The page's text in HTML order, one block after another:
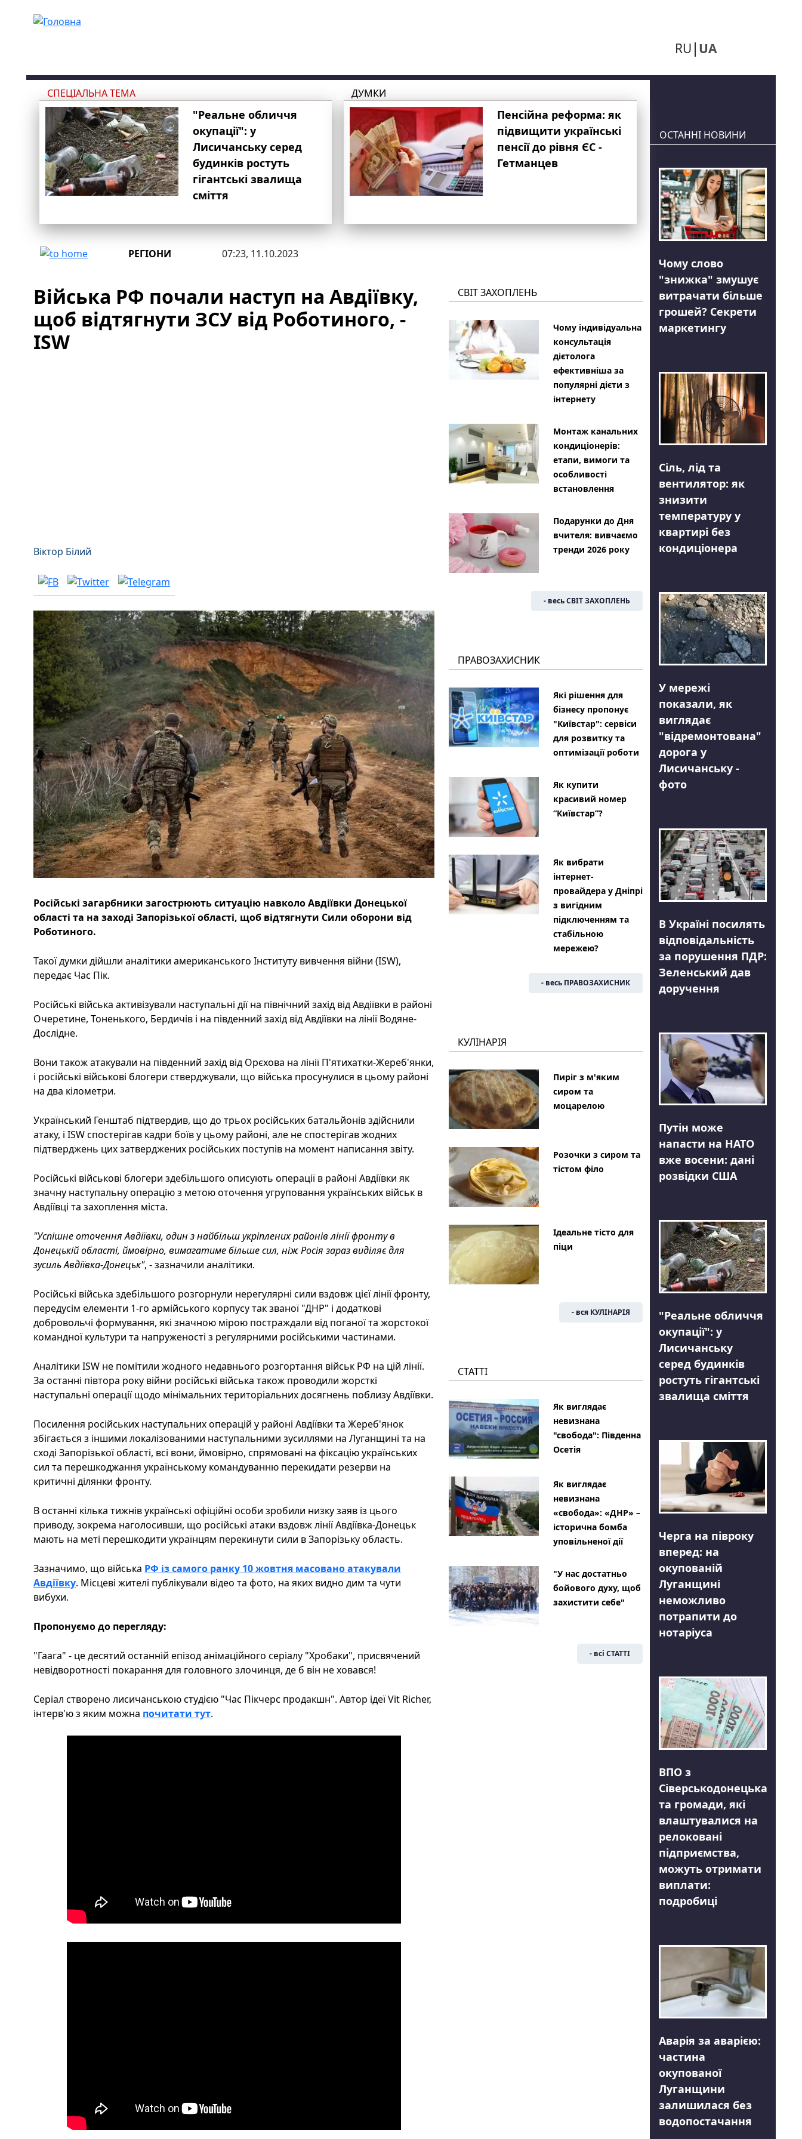
RU UA
СПЕЦІАЛЬНА ТЕМА
"Реальне обличчя
окупації": у
Лисичанську серед
будинків ростуть
гігантські звалища
сміття
ДУМКИ
Пенсійна реформа: як
підвищити українські
пенсії до рівня ЄС -
Гетманцев
РЕГІОНИ 07:23, 11.10.2023
Війська РФ почали наступ на Авдіївку,
щоб відтягнути ЗСУ від Роботиного, -
ISW
Віктор Білий
Російські загарбники загострюють ситуацію навколо Авдіївки Донецької
області та на заході Запорізької області, щоб відтягнути Сили оборони від
Роботиного.
Такої думки дійшли аналітики американського Інституту вивчення війни (ISW),
передає Час Пік.
Російські війська активізували наступальні дії на північний захід від Авдіївки в районі
Очеретине, Тоненького, Бердичів і на південний захід від Авдіївки на лінії Водяне-
Дослідне.
Вони також атакували на південний захід від Орєхова на лінії П'ятихатки-Жереб'янки,
і російські військові блогери стверджували, що війська просунулися в цьому районі
на два кілометри.
Український Генштаб підтвердив, що до трьох російських батальйонів здійснили
атаку, і ISW спостерігав кадри боїв у цьому районі, але не спостерігав жодних
підтверджень цих затверджених російських поступів на момент написання звіту.
Російські військові блогери здебільшого описують операції в районі Авдіївки як
значну наступальну операцію з метою оточення угруповання українських військ в
Авдіївці та захоплення міста.
"Успішне оточення Авдіївки, один з найбільш укріплених районів лінії фронту в
Донецькій області, ймовірно, вимагатиме більше сил, ніж Росія зараз виділяє для
зусиль Авдіївка-Донецьк", - зазначили аналітики.
Російські війська здебільшого розгорнули нерегулярні сили вздовж цієї лінії фронту,
передусім елементи 1-го армійського корпусу так званої "ДНР" і додаткові
добровольчі формування, які значною мірою постраждали від поганої та жорстокої
командної культури та напруженості з регулярними російськими частинами.
Аналітики ISW не помітили жодного недавнього розгортання військ РФ на цій лінії.
За останні півтора року війни російські війська також проводили жорсткі
наступальні операції щодо мінімальних територіальних досягнень поблизу Авдіївки.
Посилення російських наступальних операцій у районі Авдіївки та Жереб'янок
збігається з іншими локалізованими наступальними зусиллями на Луганщині та на
сході Запорізької області, всі вони, ймовірно, спрямовані на фіксацію українських
сил та перешкоджання українському командуванню перекидати резерви на
критичні ділянки фронту.
В останні кілька тижнів українські офіційні особи зробили низку заяв із цього
приводу, зокрема наголосивши, що російські атаки вздовж лінії Авдіївка-Донецьк
мають на меті перешкодити українцям перекинути сили в Запорізьку область.
Зазначимо, що війська РФ із самого ранку 10 жовтня масовано атакували
Авдіївку. Місцеві жителі публікували відео та фото, на яких видно дим та чути
вибухи.
Пропонуємо до перегляду:
"Гаага" - це десятий останній епізод анімаційного серіалу "Хробаки", присвячений
невідворотності покарання для головного злочинця, де б він не ховався!
Серіал створено лисичанською студією "Час Пікчерс продакшн". Автор ідеї Vit Richer,
інтерв'ю з яким можна почитати тут.
СВІТ ЗАХОПЛЕНЬ
Чому індивідуальна
консультація
дієтолога
ефективніша за
популярні дієти з
інтернету
Монтаж канальних
кондиціонерів:
етапи, вимоги та
особливості
встановлення
Подарунки до Дня
вчителя: вивчаємо
тренди 2026 року
- весь СВІТ ЗАХОПЛЕНЬ
ПРАВОЗАХИСНИК
Які рішення для
бізнесу пропонує
"Київстар": сервіси
для розвитку та
оптимізації роботи
Як купити
красивий номер
“Київстар”?
Як вибрати
інтернет-
провайдера у Дніпрі
з вигідним
підключенням та
стабільною
мережею?
- весь ПРАВОЗАХИСНИК
КУЛІНАРІЯ
Пиріг з м'яким
сиром та
моцарелою
Розочки з сиром та
тістом філо
Ідеальне тісто для
піци
- вся КУЛІНАРІЯ
СТАТТІ
Як виглядає
невизнана
"свобода": Південна
Осетія
Як виглядає
невизнана
«свобода»: «ДНР» –
історична бомба
уповільненої дії
"У нас достатньо
бойового духу, щоб
захистити себе"
- всі СТАТТІ
ОСТАННІ НОВИНИ
Чому слово
"знижка" змушує
витрачати більше
грошей? Секрети
маркетингу
Сіль, лід та
вентилятор: як
знизити
температуру у
квартирі без
кондиціонера
У мережі
показали, як
виглядає
"відремонтована"
дорога у
Лисичанську -
фото
В Україні посилять
відповідальність
за порушення ПДР:
Зеленський дав
доручення
Путін може
напасти на НАТО
вже восени: дані
розвідки США
"Реальне обличчя
окупації": у
Лисичанську
серед будинків
ростуть гігантські
звалища сміття
Черга на півроку
вперед: на
окупованій
Луганщині
неможливо
потрапити до
нотаріуса
ВПО з
Сіверськодонецька
та громади, які
влаштувалися на
релоковані
підприємства,
можуть отримати
виплати:
подробиці
Аварія за аварією:
частина
окупованої
Луганщини
залишилася без
водопостачання